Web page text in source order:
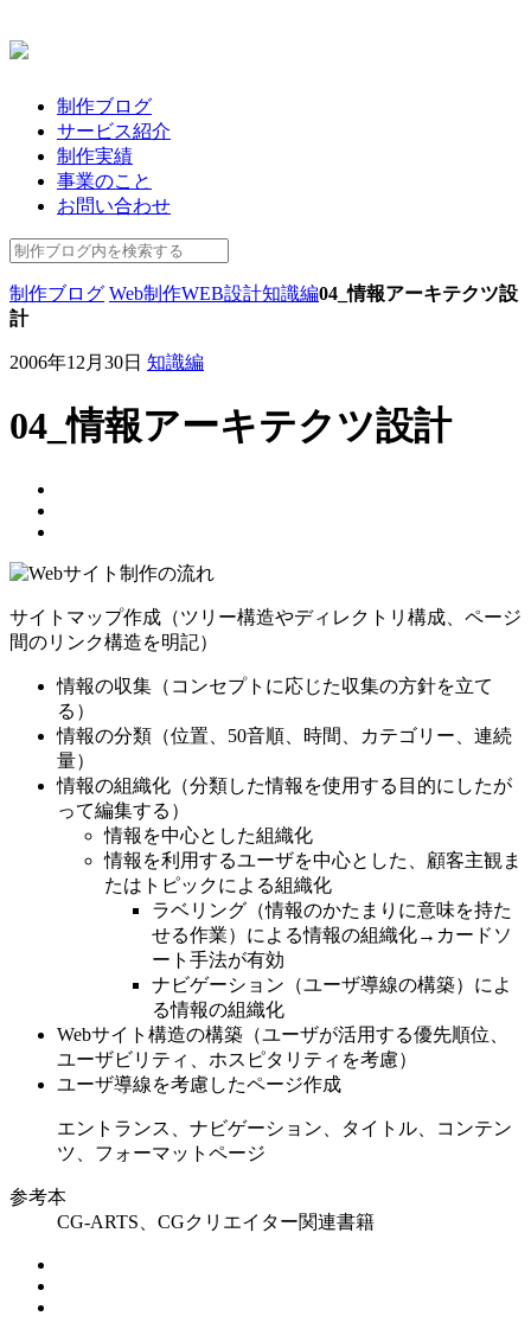
制作ブログ
サービス紹介
制作実績
事業のこと
お問い合わせ
制作ブログ Web制作WEB設計知識編04_情報アーキテクツ設
計
2006年12月30日 知識編
04_情報アーキテクツ設計
サイトマップ作成（ツリー構造やディレクトリ構成、ページ
間のリンク構造を明記）
情報の収集（コンセプトに応じた収集の方針を立て
る）
情報の分類（位置、50音順、時間、カテゴリー、連続
量）
情報の組織化（分類した情報を使用する目的にしたが
って編集する）
情報を中心とした組織化
情報を利用するユーザを中心とした、顧客主観ま
たはトピックによる組織化
ラベリング（情報のかたまりに意味を持た
せる作業）による情報の組織化→カードソ
ート手法が有効
ナビゲーション（ユーザ導線の構築）によ
る情報の組織化
Webサイト構造の構築（ユーザが活用する優先順位、
ユーザビリティ、ホスピタリティを考慮）
ユーザ導線を考慮したページ作成
エントランス、ナビゲーション、タイトル、コンテン
ツ、フォーマットページ
参考本
CG-ARTS、CGクリエイター関連書籍